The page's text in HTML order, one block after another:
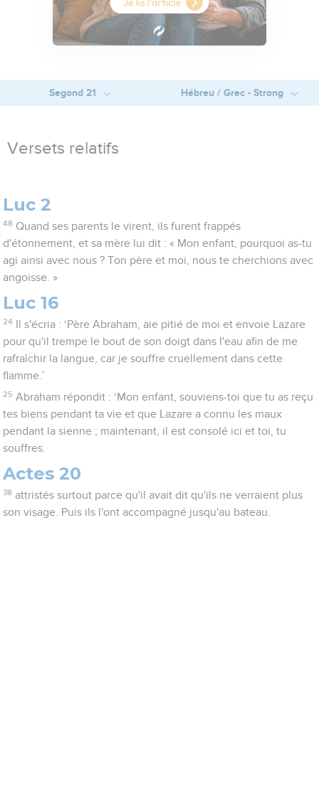
Segond 21 Hébreu / Grec - Strong
Versets relatifs
Luc 2
48 Quand ses parents le virent, ils furent frappés
d'étonnement, et sa mère lui dit : « Mon enfant, pourquoi as-tu
agi ainsi avec nous ? Ton père et moi, nous te cherchions avec
angoisse. »
Luc 16
24
Il s'écria : ‘Père Abraham, aie pitié de moi et envoie Lazare
pour qu'il trempe le bout de son doigt dans l'eau afin de me
rafraîchir la langue, car je souffre cruellement dans cette
flamme.’
25 Abraham répondit : ‘Mon enfant, souviens-toi que tu as reçu
tes biens pendant ta vie et que Lazare a connu les maux
pendant la sienne ; maintenant, il est consolé ici et toi, tu
souffres.
Actes 20
38 attristés surtout parce qu'il avait dit qu'ils ne verraient plus
son visage. Puis ils l'ont accompagné jusqu'au bateau.